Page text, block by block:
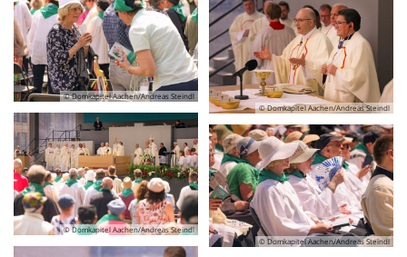
© Domkapitel Aachen/Andreas Steindl
© Domkapitel Aachen/Andreas Steindl
© Domkapitel Aachen/Andreas Steindl
© Domkapitel Aachen/Andreas Steindl